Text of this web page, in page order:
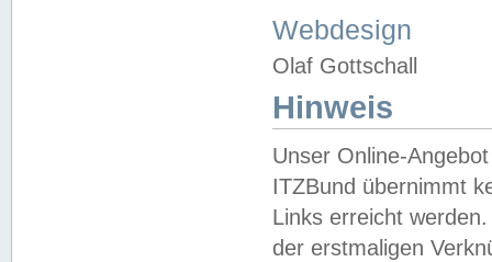
Webdesign
Olaf Gottschall
Hinweis
Unser Online-
ITZBund übernimmt
Links erreicht
der erstmaligen